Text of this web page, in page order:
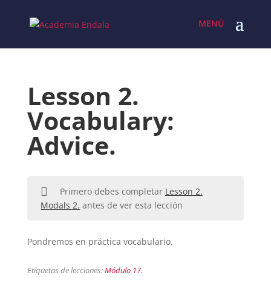
content
Lesson 2.
Vocabulary:
Advice.
Primero debes completar Lesson 2.
Modals 2. antes de ver esta lección
Pondremos en práctica vocabulario.
Etiquetas de lecciones:Módulo 17.